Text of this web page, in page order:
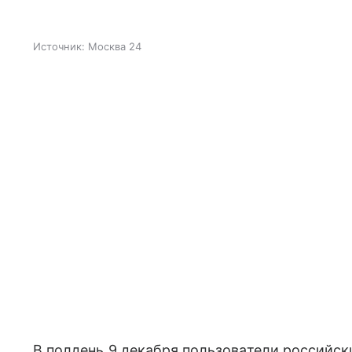
Источник: Москва 24